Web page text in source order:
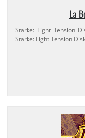
La
Stärke: Light Tension
Stärke: Light Tension